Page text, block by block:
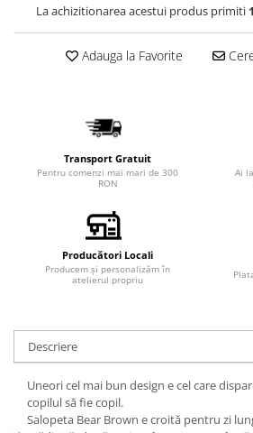
La achizitionarea acestui produs primiti
Adauga la Favorite
Transport Gratuit
Pentru comenzi mai mari de 300
RON
Ai
Producători Locali
Producem și personalizăm în
atelierul propriu
Descriere
Uneori cel mai bun design e cel care
copilul să fie copil.
Salopeta Bear Brown e croită pentru zi